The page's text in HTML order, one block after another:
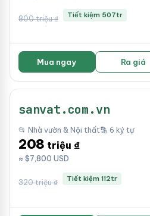
800 triệu ₫ Tiết kiệm 507tr
Mua ngay Ra giá
sanvat.com.vn
📂 Nhà vườn & Nội thất🔡 6 ký tự
208 triệu ₫
≈ $7,800 USD
320 triệu ₫ Tiết kiệm 112tr